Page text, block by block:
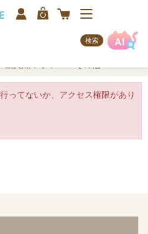
検索
ってないか、アクセス権限があり